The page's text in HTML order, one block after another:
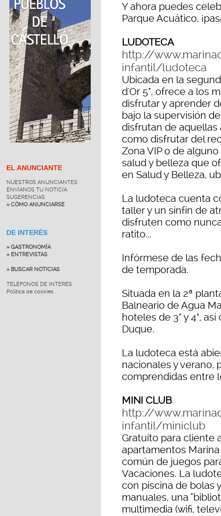
EL ANUNCIANTE
NUESTROS ANUNCIANTES
ENVÍANOS TU NOTICIA
SUGERENCIAS
» CÓMO ANUNCIARSE
DE INTERÉS
» GASTRONOMÍA
» ENTREVISTAS
» BUSCAR NOTICIAS
TELÉFONOS DE INTERÉS
Política de cookies
Y ahora puedes
Parque Acuático,
LUDOTECA
http://
infantil/ludoteca
Ubicada en la
d'Or 5*, ofrece a los
disfrutar y aprender
bajo la supervisión
disfrutan de aquellas
como disfrutar del
Zona VIP o de
salud y belleza que
en Salud y Belleza,
La ludoteca cuenta
taller y un sinfín de
disfruten como
ratito...
Infórmese de las
de temporada.
Situada en la 2ª
Balneario de Agua
hoteles de 3* y 4*,
Duque.
La ludoteca está
nacionales y verano,
comprendidas entre
MINI CLUB
http://
infantil/miniclub
Gratuito para cliente
apartamentos
común de juegos
Vacaciones. La
con piscina de bolas
manuales, una
multimedia (wifi,